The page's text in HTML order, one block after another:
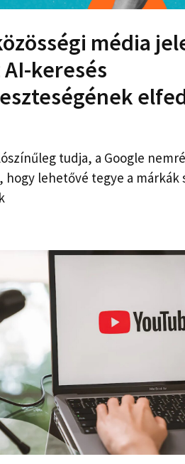
média
AI-keresés
tudja, a Google
hogy lehetővé tegye a márkák